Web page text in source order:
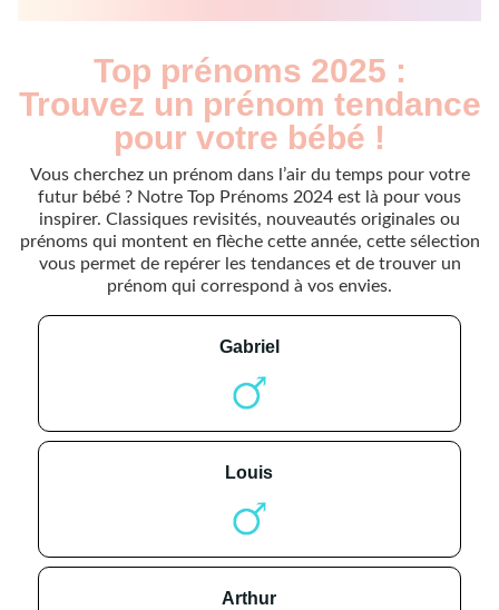
Top prénoms 2025 :
Trouvez un prénom tendance
pour votre bébé !
Vous cherchez un prénom dans l’air du temps pour votre
futur bébé ? Notre Top Prénoms 2024 est là pour vous
inspirer. Classiques revisités, nouveautés originales ou
prénoms qui montent en flèche cette année, cette sélection
vous permet de repérer les tendances et de trouver un
prénom qui correspond à vos envies.
gabriel
louis
arthur